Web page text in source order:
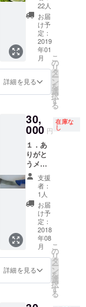
町にも拠点
を置き、地
域住民と一
緒にイノシ
シの捕獲～
行っていま
2020年から
北海道新冠
町にも拠点
を置き、エ
ゾシカの捕
獲～肉の生
産も行って
おります。
ンの発
送時期
は9月～
2019年
1月頃を
予定し
ていま
す。
木骨付
きハ
ム』を1
本パト
ロンに
お送り
しま
す。 10
人～15
人程度
でお楽
ただけ
るサイ
ズ感で
す。 冷
蔵でお
送りし
ます。
配送時
期は9月
～2019
年1月頃
を予定
してい
ます。
22人
お届
け予
定：
2019
年01
月
詳細を見る
こ
の
リ
タ
ー
ン
を
選
択
す
る
30,
000 円
在庫な
し
１．あ
りがと
うメー
ル ２．
おおち
山くじ
ら缶詰
製造加
工場
（旧乙
原保育
所）
で、美
郷のお
かあ
ちゃん
支援
者：
1人
お届
け予
定：
2018
年08
月
詳細を見る
こ
の
リ
タ
ー
ン
を
選
択
す
る